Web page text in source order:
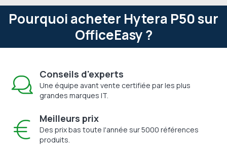
Pourquoi acheter Hytera P50 sur
OfficeEasy ?
Conseils d'experts
Une équipe avant vente certifiée par les plus
grandes marques IT.
Meilleurs prix
Des prix bas toute l'année sur 5000 références
produits.